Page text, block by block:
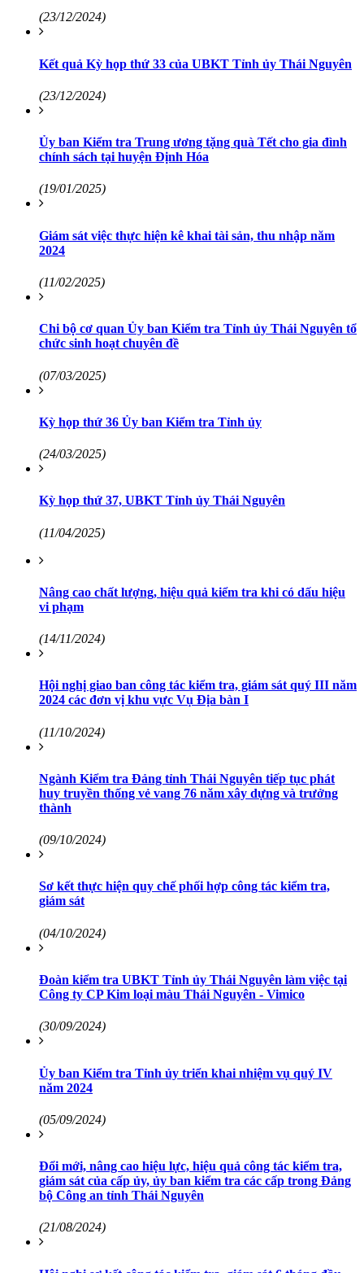
(23/12/2024)
Kết quả Kỳ họp thứ 33 của UBKT Tỉnh ủy Thái Nguyên
(23/12/2024)
Ủy ban Kiểm tra Trung ương tặng quà Tết cho gia đình
chính sách tại huyện Định Hóa
(19/01/2025)
Giám sát việc thực hiện kê khai tài sản, thu nhập năm
2024
(11/02/2025)
Chi bộ cơ quan Ủy ban Kiểm tra Tỉnh ủy Thái Nguyên tổ
chức sinh hoạt chuyên đề
(07/03/2025)
Kỳ họp thứ 36 Ủy ban Kiểm tra Tỉnh ủy
(24/03/2025)
Kỳ họp thứ 37, UBKT Tỉnh ủy Thái Nguyên
(11/04/2025)
Nâng cao chất lượng, hiệu quả kiểm tra khi có dấu hiệu
vi phạm
(14/11/2024)
Hội nghị giao ban công tác kiểm tra, giám sát quý III năm
2024 các đơn vị khu vực Vụ Địa bàn I
(11/10/2024)
Ngành Kiểm tra Đảng tỉnh Thái Nguyên tiếp tục phát
huy truyền thống vẻ vang 76 năm xây dựng và trưởng
thành
(09/10/2024)
Sơ kết thực hiện quy chế phối hợp công tác kiểm tra,
giám sát
(04/10/2024)
Đoàn kiểm tra UBKT Tỉnh ủy Thái Nguyên làm việc tại
Công ty CP Kim loại màu Thái Nguyên - Vimico
(30/09/2024)
Ủy ban Kiểm tra Tỉnh ủy triển khai nhiệm vụ quý IV
năm 2024
(05/09/2024)
Đổi mới, nâng cao hiệu lực, hiệu quả công tác kiểm tra,
giám sát của cấp ủy, ủy ban kiểm tra các cấp trong Đảng
bộ Công an tỉnh Thái Nguyên
(21/08/2024)